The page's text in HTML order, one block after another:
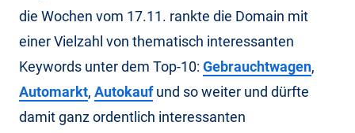
die Wochen vom 17.11. rankte die Domain mit
einer Vielzahl von thematisch interessanten
Keywords unter dem Top-10: Gebrauchtwagen,
Automarkt, Autokaufund so weiter und dürfte
damit ganz ordentlich interessanten